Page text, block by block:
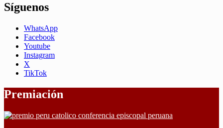
Síguenos
WhatsApp
Facebook
Youtube
Instagram
X
TikTok
Premiación